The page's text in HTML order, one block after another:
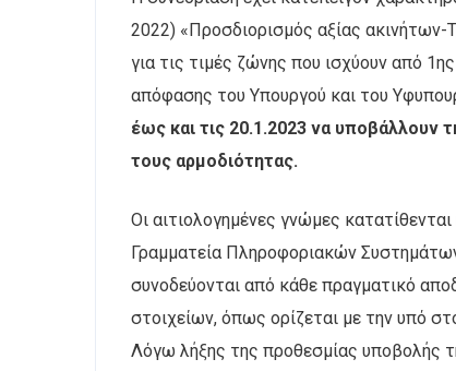
2022) «Προσδιορισμός αξίας ακινήτων-
για τις τιμές ζώνης που ισχύουν από
απόφασης του Υπουργού και του
έως και τις 20.1.2023 να υποβάλλουν
τους αρμοδιότητας.
Οι αιτιολογημένες γνώμες
Γραμματεία Πληροφοριακών
συνοδεύονται από κάθε πραγματικό
στοιχείων, όπως ορίζεται με την υπό
Λόγω λήξης της προθεσμίας υποβολής